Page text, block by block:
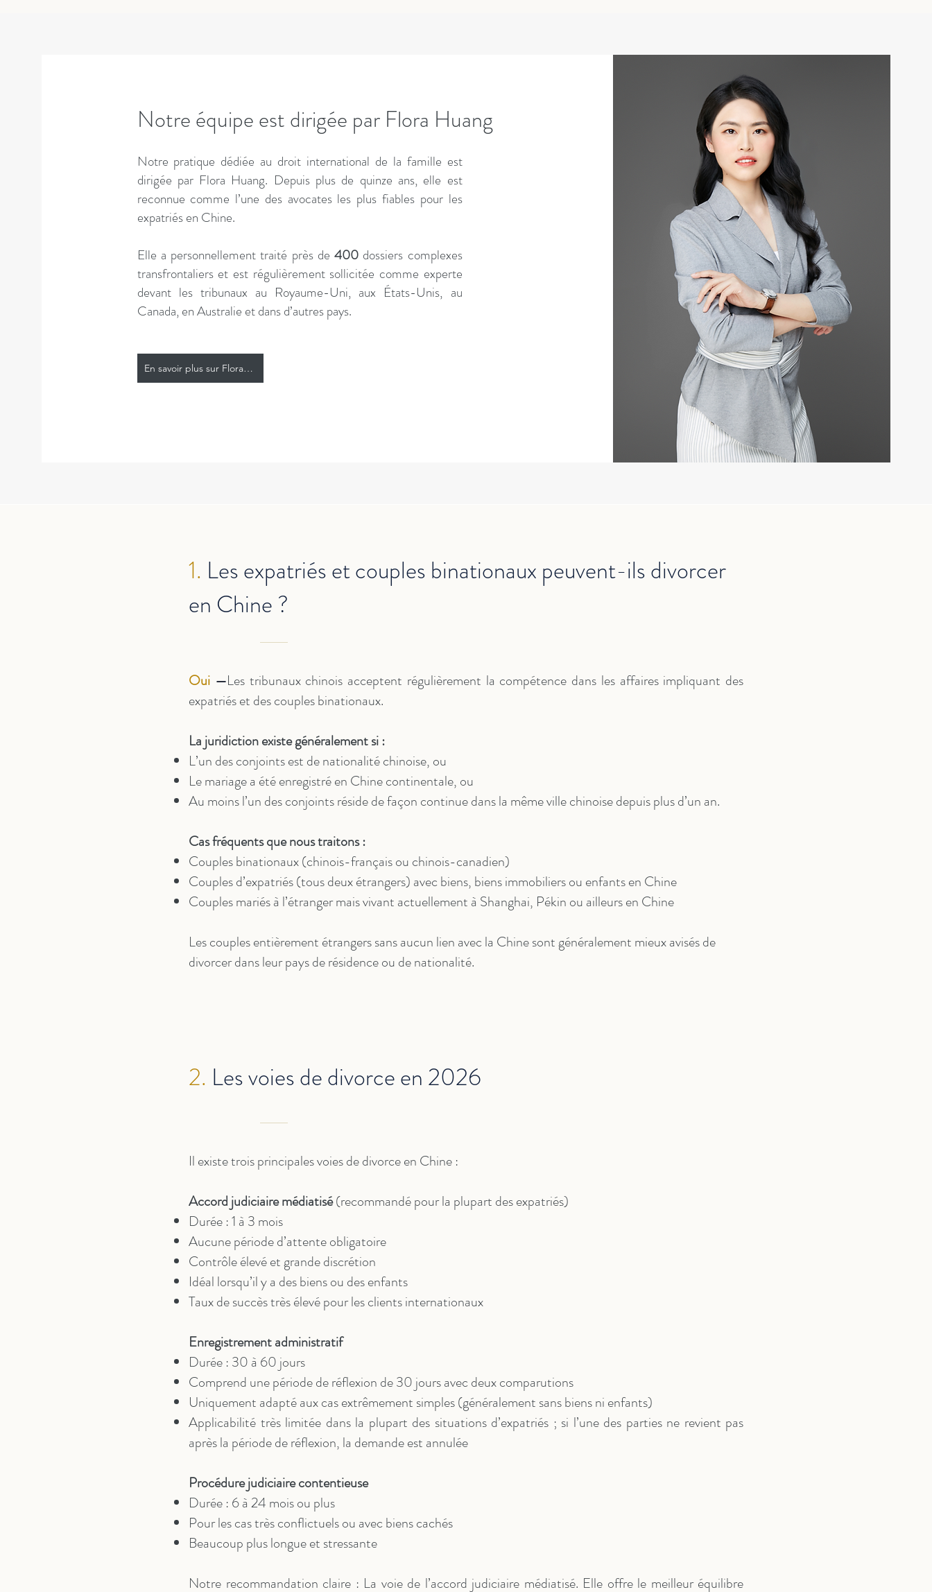
Notre équipe est dirigée par Flora Huang
Notre pratique dédiée au droit international de la famille est
dirigée par Flora Huang. Depuis plus de quinze ans, elle est
reconnue comme l’une des avocates les plus fiables pour les
expatriés en Chine.
Elle a personnellement traité près de400 dossiers complexes
transfrontaliers et est régulièrement sollicitée comme experte
devant les tribunaux au Royaume-Uni, aux États-Unis, au
Canada, en Australie et dans d’autres pays.
En savoir plus sur Flora Huang
1. Les expatriés et couples binationaux peuvent-ils divorcer
en Chine ?
Oui —Les tribunaux chinois acceptent régulièrement la compétence dans les affaires impliquant des
expatriés et des couples binationaux.
La juridiction existe généralement si :
L’un des conjoints est de nationalité chinoise, ou
Le mariage a été enregistré en Chine continentale, ou
Au moins l’un des conjoints réside de façon continue dans la même ville chinoise depuis plus d’un an.
Cas fréquents que nous traitons :
Couples binationaux (chinois-français ou chinois-canadien)
Couples d’expatriés (tous deux étrangers) avec biens, biens immobiliers ou enfants en Chine
Couples mariés à l’étranger mais vivant actuellement à Shanghai, Pékin ou ailleurs en Chine
Les couples entièrement étrangers sans aucun lien avec la Chine sont généralement mieux avisés de
divorcer dans leur pays de résidence ou de nationalité.
2. Les voies de divorce en 2026
Il existe trois principales voies de divorce en Chine :
Accord judiciaire médiatisé(recommandé pour la plupart des expatriés)
Durée : 1 à 3 mois
Aucune période d’attente obligatoire
Contrôle élevé et grande discrétion
Idéal lorsqu’il y a des biens ou des enfants
Taux de succès très élevé pour les clients internationaux
Enregistrement administratif
Durée : 30 à 60 jours
Comprend une période de réflexion de 30 jours avec deux comparutions
Uniquement adapté aux cas extrêmement simples (généralement sans biens ni enfants)
Applicabilité très limitée dans la plupart des situations d’expatriés ; si l’une des parties ne revient pas
après la période de réflexion, la demande est annulée
Procédure judiciaire contentieuse
Durée : 6 à 24 mois ou plus
Pour les cas très conflictuels ou avec biens cachés
Beaucoup plus longue et stressante
Notre recommandation claire : La voie de l’accord judiciaire médiatisé. Elle offre le meilleur équilibre